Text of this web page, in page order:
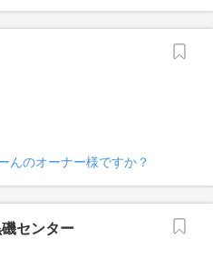
んのオーナー様ですか？
磯センター